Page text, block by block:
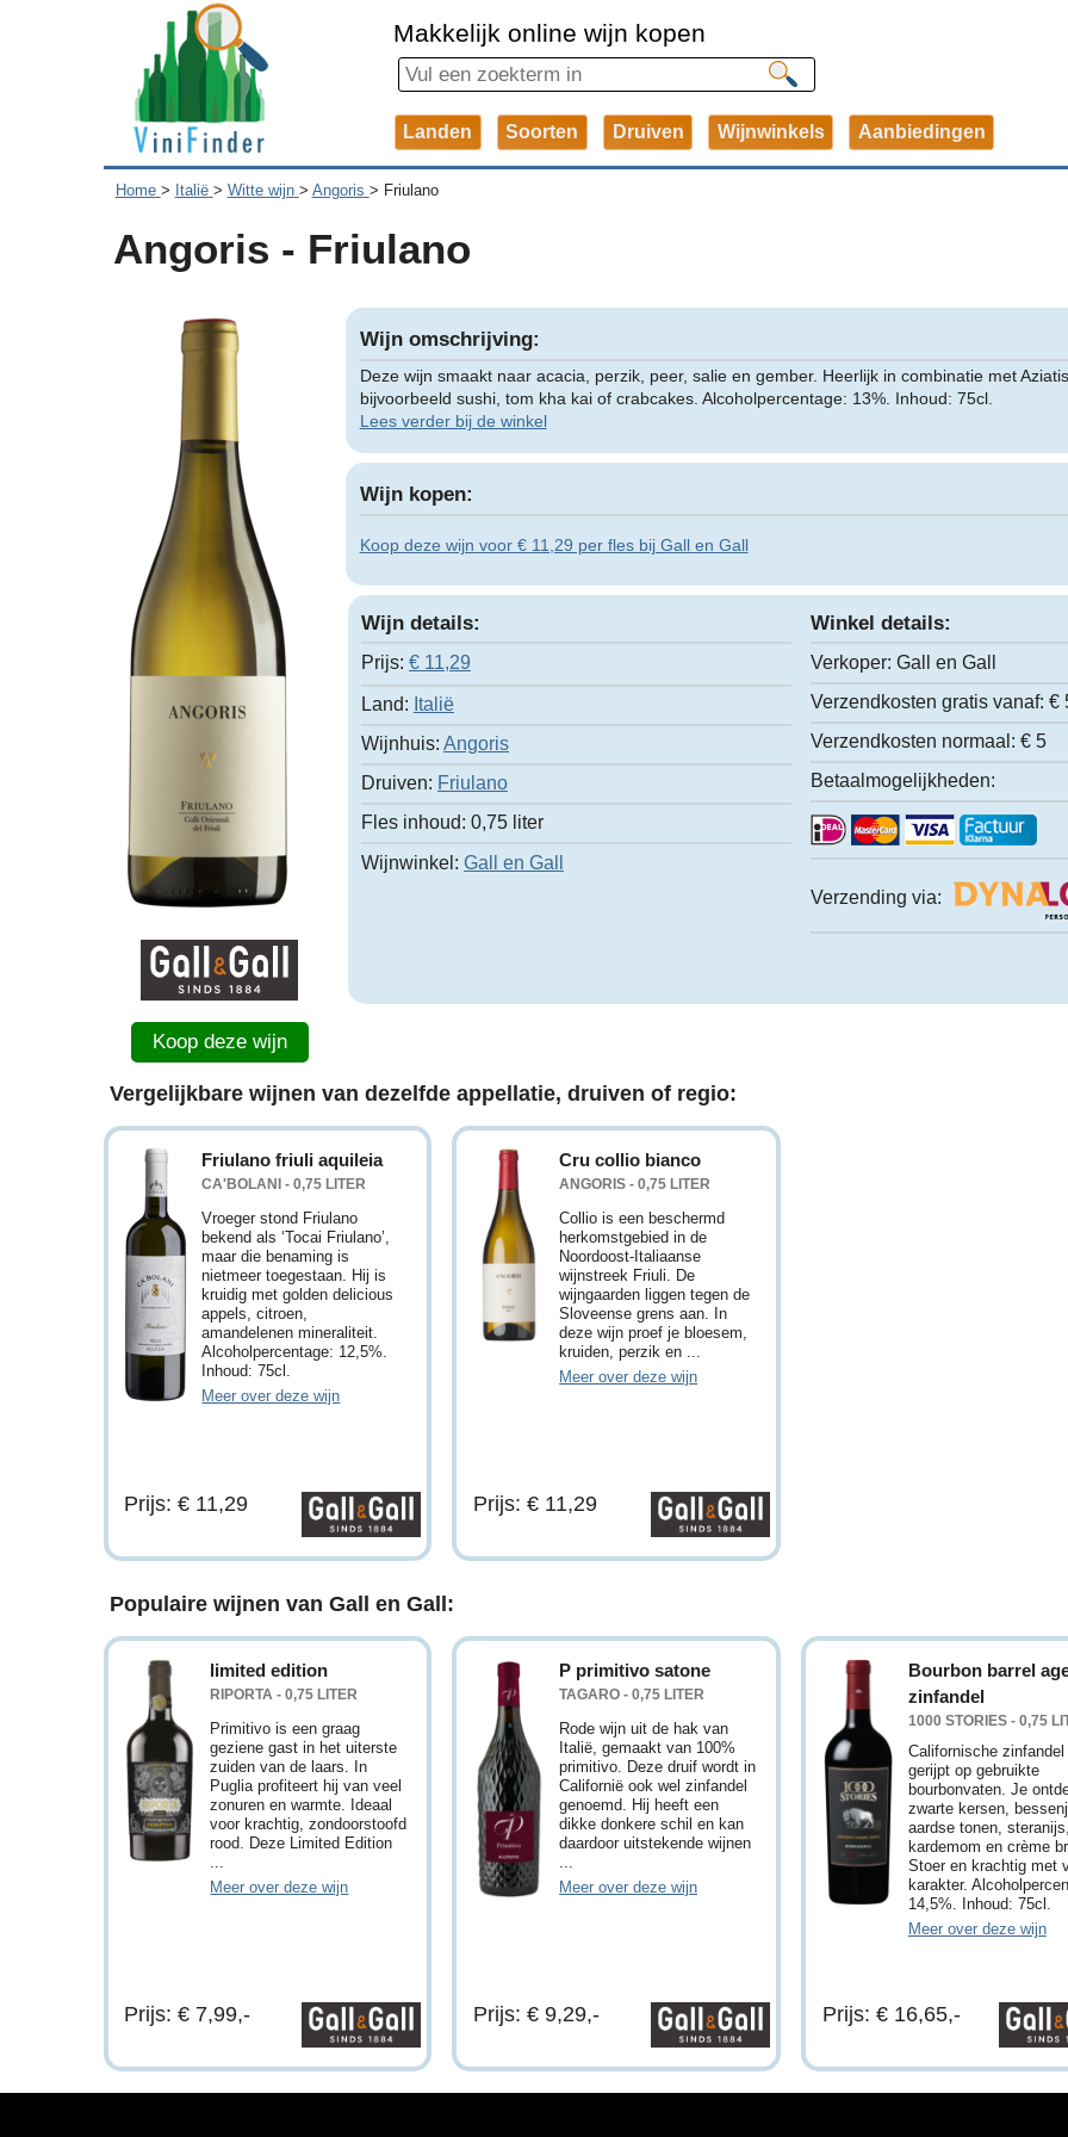
Makkelijk online wijn kopen
Landen Soorten Druiven Wijnwinkels Aanbiedingen
Home > Italië > Witte wijn > Angoris > Friulano
Angoris - Friulano
Koop deze wijn
Wijn omschrijving:
Deze wijn smaakt naar acacia, perzik, peer, salie en gember. Heerlijk in combinatie met
bijvoorbeeld sushi, tom kha kai of crabcakes. Alcoholpercentage: 13%. Inhoud: 75cl.
Lees verder bij de winkel
Wijn kopen:
Koop deze wijn voor € 11,29 per fles bij Gall en Gall
Wijn details:
Prijs: € 11,29
Land: Italië
Wijnhuis: Angoris
Druiven: Friulano
Fles inhoud: 0,75 liter
Wijnwinkel: Gall en Gall
Winkel details:
Verkoper: Gall en Gall
Verzendkosten gratis vanaf: €
Verzendkosten normaal: € 5
Betaalmogelijkheden:
Verzending via:
Vergelijkbare wijnen van dezelfde appellatie, druiven of regio:
Friulano friuli aquileia
CA'BOLANI - 0,75 LITER
Vroeger stond Friulano
bekend als ‘Tocai Friulano’,
maar die benaming is
nietmeer toegestaan. Hij is
kruidig met golden delicious
appels, citroen,
amandelenen mineraliteit.
Alcoholpercentage: 12,5%.
Inhoud: 75cl.
Meer over deze wijn
Prijs: € 11,29
Cru collio bianco
ANGORIS - 0,75 LITER
Collio is een beschermd
herkomstgebied in de
Noordoost-Italiaanse
wijnstreek Friuli. De
wijngaarden liggen tegen de
Sloveense grens aan. In
deze wijn proef je bloesem,
kruiden, perzik en ...
Meer over deze wijn
Prijs: € 11,29
Populaire wijnen van Gall en Gall:
limited edition
RIPORTA - 0,75 LITER
Primitivo is een graag
geziene gast in het uiterste
zuiden van de laars. In
Puglia profiteert hij van veel
zonuren en warmte. Ideaal
voor krachtig, zondoorstoofd
rood. Deze Limited Edition
Meer over deze wijn
Prijs: € 7,99,-
P primitivo satone
TAGARO - 0,75 LITER
Rode wijn uit de hak van
Italië, gemaakt van 100%
primitivo. Deze druif wordt in
Californië ook wel zinfandel
genoemd. Hij heeft een
dikke donkere schil en kan
daardoor uitstekende wijnen
Meer over deze wijn
Prijs: € 9,29,-
Bourbon barrel
zinfandel
1000 STORIES - 0,75
Californische zinfandel
gerijpt op gebruikte
bourbonvaten. Je
zwarte kersen,
aardse tonen,
kardemom en crème
Stoer en krachtig met
karakter.
14,5%. Inhoud: 75cl.
Meer over deze wijn
Prijs: € 16,65,-